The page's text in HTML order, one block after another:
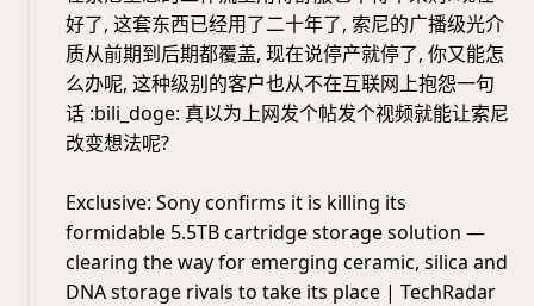
好了, 这套东西已经用了二十年了, 索尼的广播级光介
质从前期到后期都覆盖, 现在说停产就停了, 你又能怎
么办呢, 这种级别的客户也从不在互联网上抱怨一句
话 :bili_doge: 真以为上网发个帖发个视频就能让索尼
改变想法呢?
Exclusive: Sony confirms it is killing its
formidable 5.5TB cartridge storage solution —
clearing the way for emerging ceramic, silica and
DNA storage rivals to take its place | TechRadar